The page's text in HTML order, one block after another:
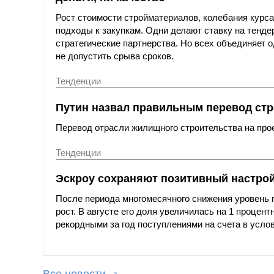
Рост стоимости стройматериалов, колебания
подходы к закупкам. Одни делают ставку на
стратегические партнерства. Но всех объединяет
не допустить срыва сроков.
Тенденции
Путин назвал правильным перевод
Перевод отрасли жилищного строительства на
Тенденции
Эскроу сохраняют позитивный
После периода многомесячного снижения
рост. В августе его доля увеличилась на 1
рекордными за год поступлениями на счета в